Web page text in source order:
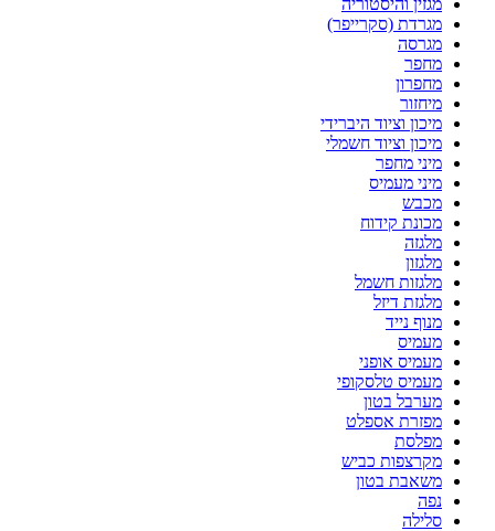
מגרדת (סקרייפר)
מגרסה
מחפר
מחפרון
מיחזור
מיכון וציוד היברידי
מיכון וציוד חשמלי
מיני מחפר
מיני מעמיס
מכבש
מכונת קידוח
מלגזה
מלגזון
מלגזות חשמל
מלגזת דיזל
מנוף נייד
מעמיס
מעמיס אופני
מעמיס טלסקופי
מערבל בטון
מפזרת אספלט
מפלסת
מקרצפות כביש
משאבת בטון
נפה
סלילה